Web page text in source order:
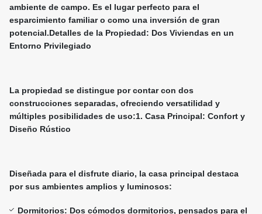
ambiente de campo. Es el lugar perfecto para el
esparcimiento familiar o como una inversión de gran
potencial.Detalles de la Propiedad: Dos Viviendas en un
Entorno Privilegiado
La propiedad se distingue por contar con dos
construcciones separadas, ofreciendo versatilidad y
múltiples posibilidades de uso:1. Casa Principal: Confort y
Diseño Rústico
Diseñada para el disfrute diario, la casa principal destaca
por sus ambientes amplios y luminosos:
Dormitorios: Dos cómodos dormitorios, pensados para el